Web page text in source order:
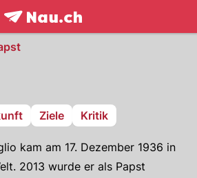
frontpage.NAU.ch
Ziele Kritik
kam am 17. Dezember 1936 in
2013 wurde er als Papst